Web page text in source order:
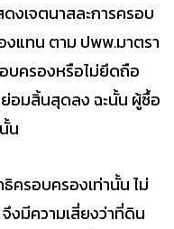
งเจตนาสละการครอบ
งแทน ตาม ปพพ.มาตรา
บครองหรือไม่ยึดถือ
อมสิ้นสุดลง ฉะนั้น ผู้ซื้อ
น
รอบครองเท่านั้น ไม่
งมีความเสี่ยงว่าที่ดิน